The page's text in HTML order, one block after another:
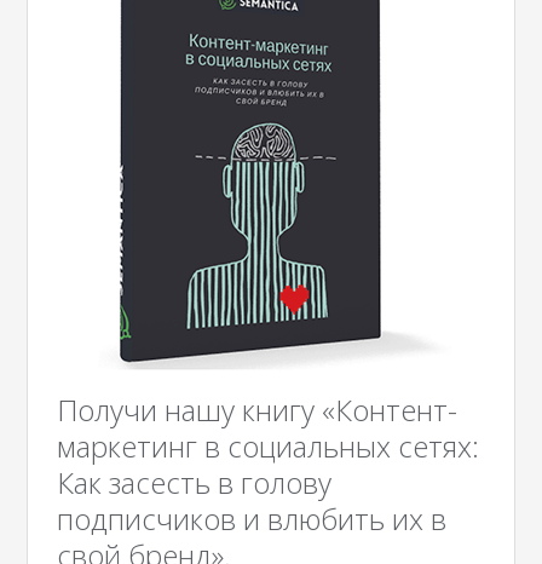
Получи нашу книгу «Контент-
маркетинг в социальных сетях:
Как засесть в голову
подписчиков и влюбить их в
свой бренд».